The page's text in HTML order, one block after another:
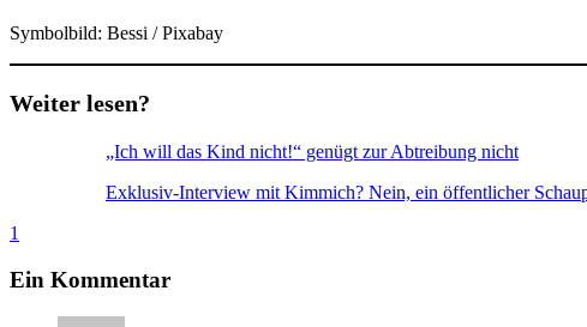
Symbolbild: Bessi / Pixabay
Weiter lesen?
„Ich will das Kind nicht!“ genügt zur Abtreibung nicht
Exklusiv-Interview mit Kimmich? Nein, ein öffentlicher
1
Ein Kommentar